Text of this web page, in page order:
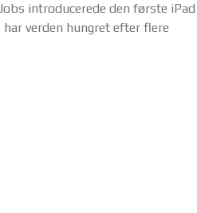
introducerede den første
har verden hungret efter flere